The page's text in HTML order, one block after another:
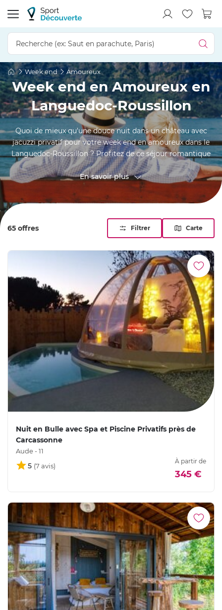
Week end Amoureux
Week end en Amoureux en
Languedoc-Roussillon
Quoi de mieux qu'une douce nuit dans un château avec
jacuzzi privatif pour votre week end en amoureux dans le
Languedoc-Roussillon ? Profitez de ce séjour romantique
pour souffler un peu et vous retrouver en tête-à-tête avec
votre moitié. De Perpignan à Mende et de Montpellier à
Carcassonne, vous trouvez l'hôtel idéal pour votre nuit de
noces ou simplement pour passer un bon moment à deux !
En savoir plus
65 offres Filtrer Carte
Nuit en Bulle avec Spa et Piscine Privatifs près de
Carcassonne
Aude - 11
5
À partir de
345 €